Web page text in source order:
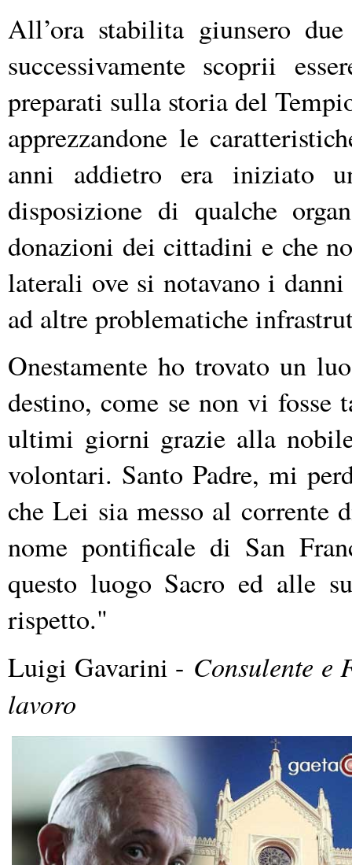
All’ora stabilita giunsero
successivamente scoprii
preparati sulla storia del
apprezzandone le
anni addietro era iniziato
disposizione di qualche
donazioni dei cittadini e che
laterali ove si notavano i
ad altre problematiche
Onestamente ho trovato un
destino, come se non vi fosse
ultimi giorni grazie alla
volontari. Santo Padre, mi
che Lei sia messo al corrente
nome pontificale di San
questo luogo Sacro ed alle
rispetto."
Luigi Gavarini - Consulente e
lavoro